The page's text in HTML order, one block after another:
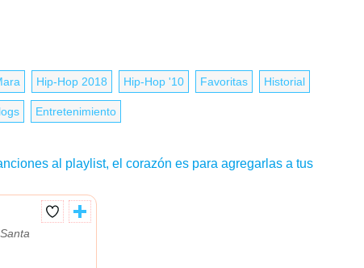
Hip-Hop 2018 Hip-Hop '10 Favoritas Historial
Entretenimiento
al playlist, el corazón es para agregarlas a tus